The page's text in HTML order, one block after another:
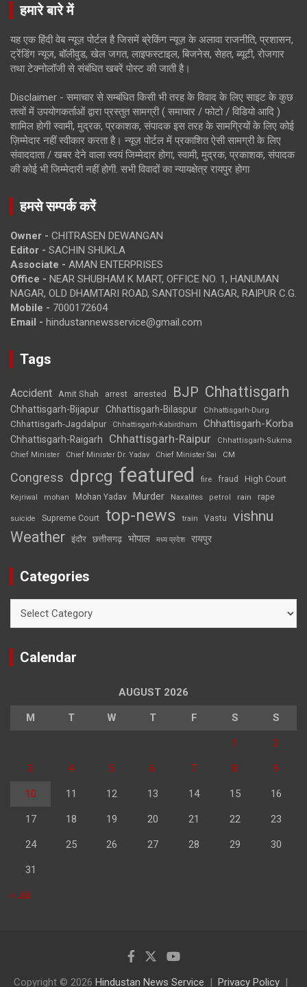
हमारे बारे में
यह एक हिंदी वेब न्यूज़ पोर्टल है जिसमें ब्रेकिंग न्यूज़ के अलावा राजनीति, प्रशासन,
ट्रेंडिंग न्यूज, बॉलीवुड, खेल जगत, लाइफस्टाइल, बिजनेस, सेहत, ब्यूटी, रोजगार
तथा टेक्नोलॉजी से संबंधित खबरें पोस्ट की जाती है।
Disclaimer - समाचार से सम्बंधित किसी भी तरह के विवाद के लिए साइट के कुछ
तत्वों में उपयोगकर्ताओं द्वारा प्रस्तुत सामग्री ( समाचार / फोटो / विडियो आदि )
शामिल होगी स्वामी, मुद्रक, प्रकाशक, संपादक इस तरह के सामग्रियों के लिए कोई
ज़िम्मेदार नहीं स्वीकार करता है। न्यूज़ पोर्टल में प्रकाशित ऐसी सामग्री के लिए
संवाददाता / खबर देने वाला स्वयं जिम्मेदार होगा, स्वामी, मुद्रक, प्रकाशक, संपादक
की कोई भी जिम्मेदारी नहीं होगी. सभी विवादों का न्यायक्षेत्र रायपुर होगा
हमसे सम्पर्क करें
Owner - CHITRASEN DEWANGAN
Editor - SACHIN SHUKLA
Associate - AMAN ENTERPRISES
Office - NEAR SHUBHAM K MART, OFFICE NO. 1, HANUMAN
NAGAR, OLD DHAMTARI ROAD, SANTOSHI NAGAR, RAIPUR C.G.
Mobile - 7000172604
Email - hindustannewsservice@gmail.com
Tags
Accident Amit Shah arrest arrested BJP Chhattisgarh
Chhattisgarh-Bijapur Chhattisgarh-Bilaspur Chhattisgarh-Durg
Chhattisgarh-Jagdalpur Chhattisgarh-Kabirdham Chhattisgarh-Korba
Chhattisgarh-Raigarh Chhattisgarh-Raipur
Chhattisgarh-Sukma
Chief Minister
Chief Minister Dr. Yadav Chief Minister Sai CM
Congress dprcg featured fire fraud High Court
Kejriwal mohan Mohan Yadav Murder Naxalites petrol rain rape
suicide Supreme Court top-news train Vastu vishnu
Weather इंदौर छत्तीसगढ़ भोपाल मध्य प्रदेश रायपुर
Categories
Calendar
AUGUST 2026
M T W T F S S
1 2
3 4 5 6 7 8 9
10 11 12 13 14 15 16
17 18 19 20 21 22 23
24 25 26 27 28 29 30
31
« Jul
Copyright © 2026 Hindustan News Service Privacy Policy